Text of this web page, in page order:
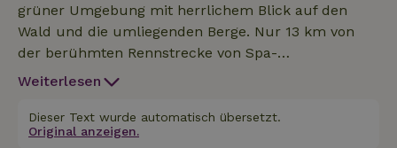
grüner Umgebung mit herrlichem Blick auf den
Wald und die umliegenden Berge. Nur 13 km von
der berühmten Rennstrecke von Spa-
Francorchamps entfernt, ist diese Unterkunft ideal
mit Freunden. Genieße eine gemütliche private
Terrasse mit einem Essbereich im Freien und einem
Weiterlesen
Dieser Text wurde automatisch übersetzt.
Original anzeigen.